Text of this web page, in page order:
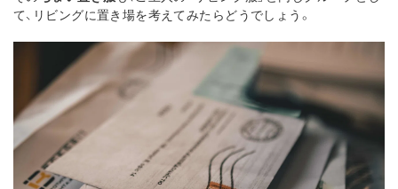
て、リビングに置き場を考えてみたらどうでしょう。